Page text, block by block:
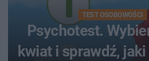
TEST OSOBOWOŚCI
Psychotest.
kwiat i sprawdź,